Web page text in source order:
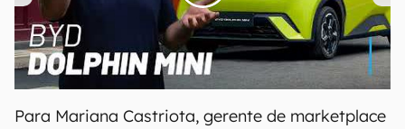
00:00/04:07
Para Mariana Castriota, gerente de marketplace